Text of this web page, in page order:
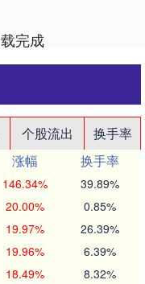
完成
个股流出
换手率
涨幅
换手率
146.34% 39.89%
20.00% 0.85%
19.97% 26.39%
19.96% 6.39%
18.49% 8.32%